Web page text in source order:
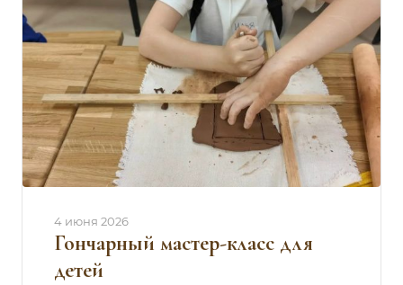
Гончарный мастер-класс для
детей
4 июня 2026